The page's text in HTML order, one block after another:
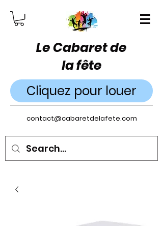
Le Cabaret de
la fête
Cliquez pour louer
contact@cabaretdelafete.com